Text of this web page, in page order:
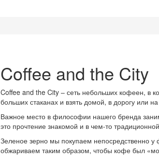
Coffee and the City
Coffee and the City – сеть небольших кофеен, в
больших стаканах и взять домой, в дорогу или
Важное место в философии нашего бренда
это прочтение знакомой и в чем-то
Зеленое зерно мы покупаем непосредственно
обжариваем таким образом, чтобы кофе был